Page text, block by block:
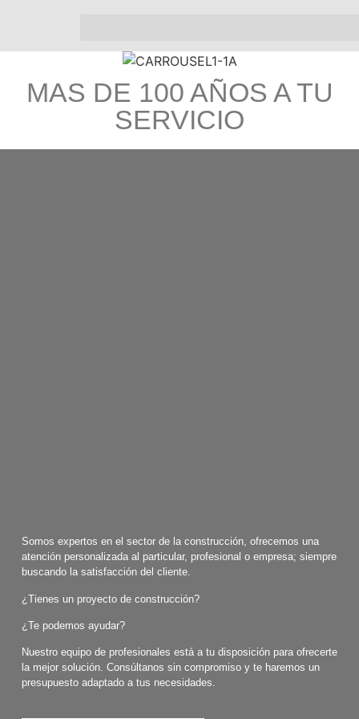
MAS DE 100 AÑOS A TU
SERVICIO
Somos expertos en el sector de la construcción, ofrecemos una
atención personalizada al particular, profesional o empresa; siempre
buscando la satisfacción del cliente.
¿Tienes un proyecto de construcción?
¿Te podemos ayudar?
Nuestro equipo de profesionales está a tu disposición para ofrecerte
la mejor solución. Consúltanos sin compromiso y te haremos un
presupuesto adaptado a tus necesidades.